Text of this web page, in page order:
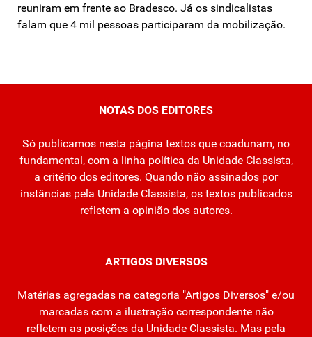
reuniram em frente ao Bradesco. Já os sindicalistas
falam que 4 mil pessoas participaram da mobilização.
NOTAS DOS EDITORES
Só publicamos nesta página textos que coadunam, no
fundamental, com a linha política da Unidade Classista,
a critério dos editores. Quando não assinados por
instâncias pela Unidade Classista, os textos publicados
refletem a opinião dos autores.
ARTIGOS DIVERSOS
Matérias agregadas na categoria "Artigos Diversos" e/ou
marcadas com a ilustração correspondente não
refletem as posições da Unidade Classista. Mas pela